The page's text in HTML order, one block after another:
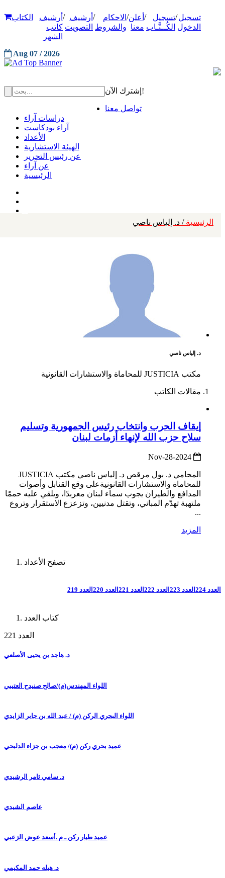
تسجيل
الدخول
/تسجيل
الكُــتَّـاب
/ أعلن
معنا
/ الاحكام
والشروط
/ أرشيف
التصويت
/ أرشيف
كاتب
الشهر
الكتاب
Aug 07 / 2026
إشترك الآن!
تواصل معنا
دراسات آراء
آراء بودكاست
الأعداد
الهيئة الاستشارية
عن رئيس التحرير
عن آراء
الرئيسية
الرئيسية / د. إلياس ناصي
د. إلياس ناصي
مكتب JUSTICIA للمحاماة والاستشارات القانونية
مقالات الكاتب
إيقاف الحرب وانتخاب رئيس الجمهورية وتسليم
سلاح حزب الله لإنهاء أزمات لبنان
المحامي د. بول مرقص د. إلياس ناصي مكتب JUSTICIA
للمحاماة والاستشارات القانونيةعلى وقع القنابل وأصوات
المدافع والطيران يجوب سماء لبنان معربدًا، ويلقي عليه حممًا
ملتهبة تهدّم المباني، وتقتل مدنيين، وتزعزع الاستقرار وتروع
...
المزيد
تصفح الأعداد
العدد 224 العدد 223 العدد 222 العدد 221 العدد 220 العدد 219
كتاب العدد
العدد 221
د. هاجد بن يحيى الأصلعي
اللواء المهندس(م)/صالح صنيدح العتيبي
اللواء البحري الركن (م) / عبد الله بن جابر الزايدي
عميد بحري ركن (م)/ معجب بن جزاء الدلبحي
د. سامي ثامر الرشيدي
عاصم الشيدي
عميد طيار ركن ـ م .أسعد عوض الزعبي
د. هيله حمد المكيمي